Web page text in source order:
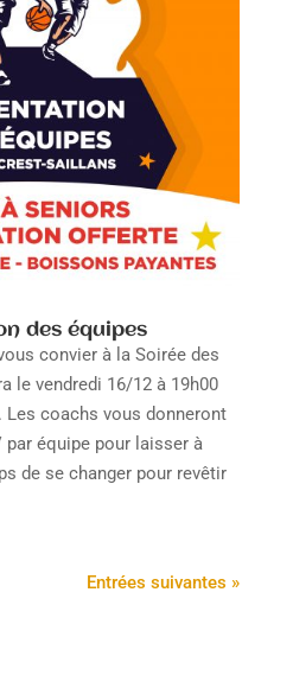
des équipes
convier à la Soirée des
le vendredi 16/12 à 19h00
Les coachs vous donneront
par équipe pour laisser à
de se changer pour revêtir
Entrées suivantes »